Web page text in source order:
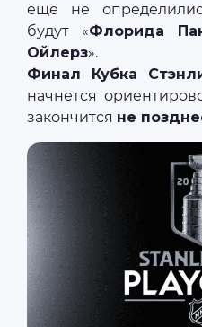
еще не
будут «Флорида
Ойлерз».
Финал Кубка
начнется
закончится не